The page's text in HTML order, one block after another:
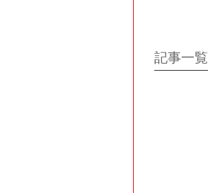
記事一覧